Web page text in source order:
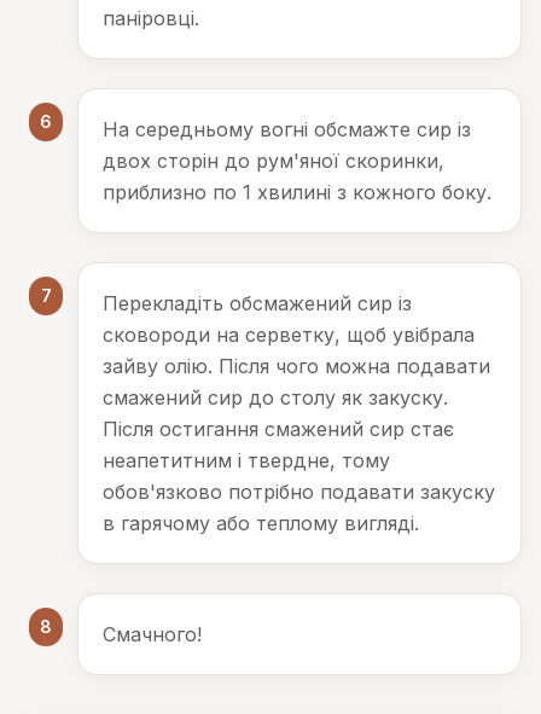
паніровці.
6
На середньому вогні обсмажте сир із
двох сторін до рум'яної скоринки,
приблизно по 1 хвилині з кожного боку.
7
Перекладіть обсмажений сир із
сковороди на серветку, щоб увібрала
зайву олію. Після чого можна подавати
смажений сир до столу як закуску.
Після остигання смажений сир стає
неапетитним і твердне, тому
обов'язково потрібно подавати закуску
в гарячому або теплому вигляді.
8 Смачного!